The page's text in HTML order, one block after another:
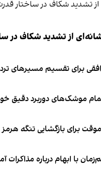
از تشدید شکاف در
برای تقسیم مسیرهای
تمام موشک‌های دوربرد دقیق
برای بازگشایی تنگه هرمز
با ابهام درباره مذاکرات